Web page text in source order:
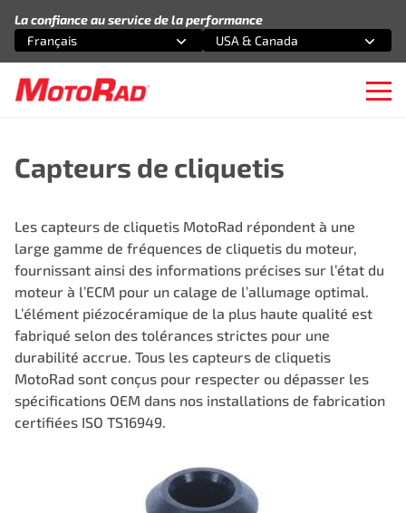
La confiance au service de la performance
Sélectionnez une option
Français
Sélectionnez une option
USA & Canada
Capteurs de cliquetis
Les capteurs de cliquetis MotoRad répondent à une
large gamme de fréquences de cliquetis du moteur,
fournissant ainsi des informations précises sur l’état du
moteur à l’ECM pour un calage de l’allumage optimal.
L’élément piézocéramique de la plus haute qualité est
fabriqué selon des tolérances strictes pour une
durabilité accrue. Tous les capteurs de cliquetis
MotoRad sont conçus pour respecter ou dépasser les
spécifications OEM dans nos installations de fabrication
certifiées ISO TS16949.